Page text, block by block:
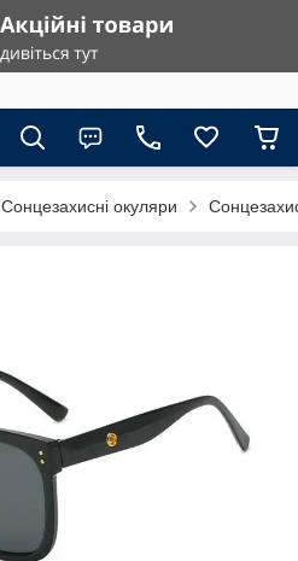
Сонцезахисні окуляри